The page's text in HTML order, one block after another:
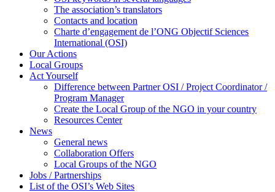
The association’s translators
Contacts and location
Charte d’engagement de l’ONG Objectif Sciences
International (OSI)
Our Actions
Local Groups
Act Yourself
Difference between Partner OSI / Project Coordinator /
Program Manager
Create the Local Group of the NGO in your country
Resources Center
News
General news
Collaboration Offers
Local Groups of the NGO
Jobs / Partnerships
List of the OSI’s Web Sites